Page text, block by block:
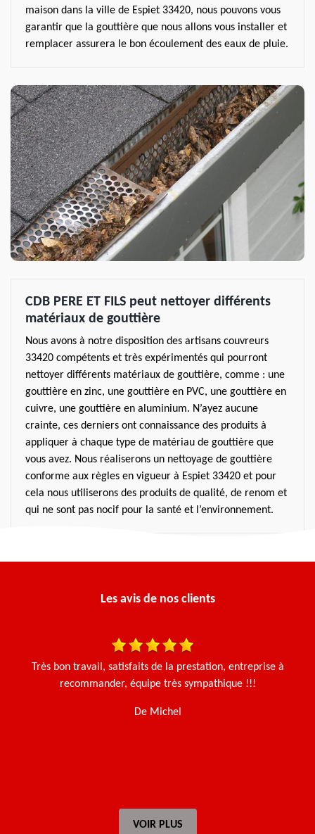
maison dans la ville de Espiet 33420, nous pouvons vous
garantir que la gouttière que nous allons vous installer et
remplacer assurera le bon écoulement des eaux de pluie.
CDB PERE ET FILS peut nettoyer différents
matériaux de gouttière
Nous avons à notre disposition des artisans couvreurs
33420 compétents et très expérimentés qui pourront
nettoyer différents matériaux de gouttière, comme : une
gouttière en zinc, une gouttière en PVC, une gouttière en
cuivre, une gouttière en aluminium. N’ayez aucune
crainte, ces derniers ont connaissance des produits à
appliquer à chaque type de matériau de gouttière que
vous avez. Nous réaliserons un nettoyage de gouttière
conforme aux règles en vigueur à Espiet 33420 et pour
cela nous utiliserons des produits de qualité, de renom et
qui ne sont pas nocif pour la santé et l’environnement.
Les avis de nos clients
Très bon travail, satisfaits de la prestation, entreprise à
recommander, équipe très sympathique !!!
De Michel
VOIR PLUS